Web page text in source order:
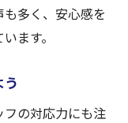
多く、安心感を
ます。
の対応力にも注